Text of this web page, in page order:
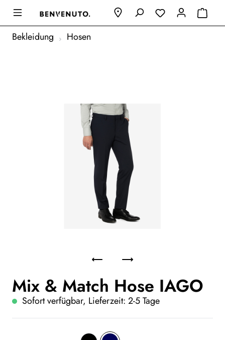
Bekleidung Hosen
Mix & Match Hose IAGO
Sofort verfügbar, Lieferzeit: 2-5 Tage